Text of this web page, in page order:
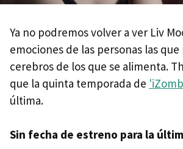
Ya no podremos volver a ver Liv
emociones de las personas las
cerebros de los que se alimenta.
que la quinta temporada de
última.
Sin fecha de estreno para la